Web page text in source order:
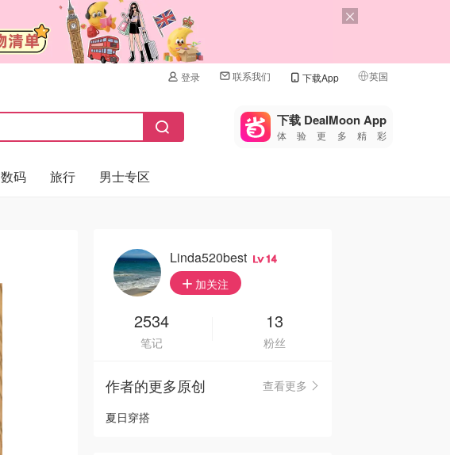
登录 联系我们 下载App 英国
🇺🇸
🇨🇳 中国
🇦🇺
🇳🇿新西兰
下载 DealMoon App
体验更多精彩
数码 旅行 男士专区
Linda520best 14
加关注
2534
笔记
13
粉丝
作者的更多原创
查看更多
夏日穿搭